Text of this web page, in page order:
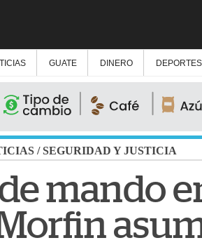
GUATE DINERO DEPORTES
/SEGURIDAD Y JUSTICIA
mando